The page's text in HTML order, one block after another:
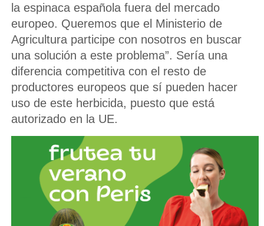
la espinaca española fuera del mercado
europeo. Queremos que el Ministerio de
Agricultura participe con nosotros en buscar
una solución a este problema”. Sería una
diferencia competitiva con el resto de
productores europeos que sí pueden hacer
uso de este herbicida, puesto que está
autorizado en la UE.